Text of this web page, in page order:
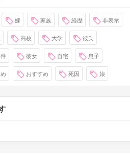
嫁 家族 経歴 非表示
高校 大学 彼氏
彼女 自宅 息子
おすすめ 死因 娘